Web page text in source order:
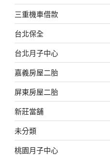
三重機車借款
台北保全
台北月子中心
嘉義房屋二胎
屏東房屋二胎
新莊當舖
未分類
桃園月子中心